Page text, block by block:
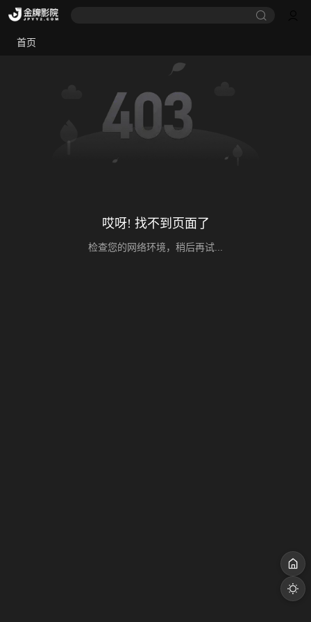
首页
哎呀! 找不到页面了
检查您的网络环境，稍后再试...